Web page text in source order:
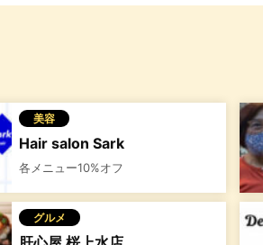
美容
Hair salon Sark
各メニュー10%オフ
グルメ